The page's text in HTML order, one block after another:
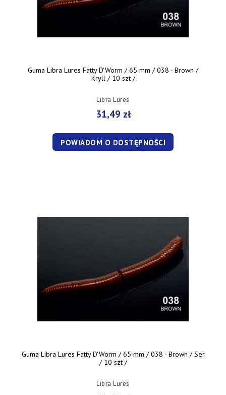
Guma Libra Lures Fatty D'Worm / 65 mm / 038 - Brown /
Kryll / 10 szt /
Libra Lures
31,49 zł
POWIADOM O DOSTĘPNOŚCI
Guma Libra Lures Fatty D'Worm / 65 mm / 038 - Brown / Ser
/ 10 szt /
Libra Lures